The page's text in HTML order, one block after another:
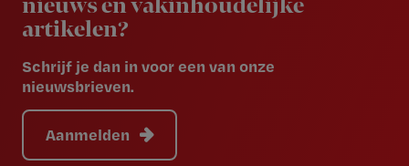
nieuws en vakinhoudelijke
artikelen?
Schrijf je dan in voor een van onze
nieuwsbrieven.
Aanmelden